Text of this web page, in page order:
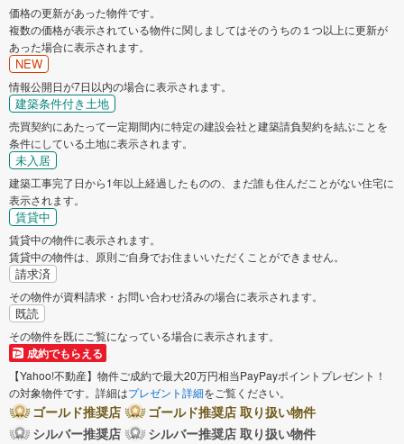
価格の更新があった物件です。
複数の価格が表示されている物件に関しましてはそのうちの１つ以上に更新が
あった場合に表示されます。
NEW
情報公開日が7日以内の場合に表示されます。
建築条件付き土地
売買契約にあたって一定期間内に特定の建設会社と建築請負契約を結ぶことを
条件にしている土地に表示されます。
未入居
建築工事完了日から1年以上経過したものの、まだ誰も住んだことがない住宅に
表示されます。
賃貸中
賃貸中の物件に表示されます。
賃貸中の物件は、原則ご自身でお住まいいただくことができません。
請求済
その物件が資料請求・お問い合わせ済みの場合に表示されます。
既読
その物件を既にご覧になっている場合に表示されます。
成約でもらえる
【Yahoo!不動産】物件ご成約で最大20万円相当PayPayポイントプレゼント！
の対象物件です。詳細はプレゼント詳細をご覧ください。
ゴールド推奨店
ゴールド推奨店 取り扱い物件
シルバー推奨店
シルバー推奨店 取り扱い物件